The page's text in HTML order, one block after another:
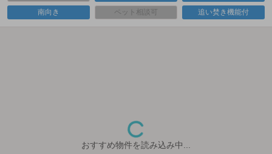
南向き ペット相談可 追い焚き機能付
おすすめ物件を読み込み中...